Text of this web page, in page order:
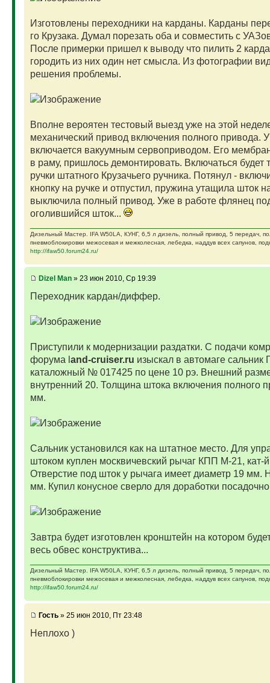
Изготовлены переходники на карданы. Карданы
го Крузака. Думал порезать оба и совместить с
После примерки пришел к выводу что пилить 2
городить из них один нет смысла. Из фотографии
решения проблемы.
Вполне вероятен тестовый выезд уже на этой
механический привод включения полного привода. У
включается вакуумным сервоприводом. Его
в раму, пришлось демонтировать. Включаться будет
ручки штатного Крузачьего ручника. Потянул -
кнопку на ручке и отпустил, пружина утащила шток
выключила полный привод. Уже в работе флянец
оголившийся шток...
Дизельный Мастер. IFA W50LA, КУНГ, 6,5 л дизель, полный привод, 5 передач,
пневмоблокировки межосевая и межколесная, лебедка, наддув всех сапунов,
http://ifaw50.forum24.ru/
Dizel Man» 23 июн 2010, Ср 19:39
Переходник кардан/диффер.
Приступили к модернизации раздатки. С подачи
форума l and-cruiser.ru изыскал в автомаге сальник
каталожный № 017425 по цене 10 рэ. Внешний
внутренний 20. Толщина штока включения полного
мм.
Сальник установился как на штатное место. Для
штоком куплен москвичевский рычаг КПП М-21,
Отверстие под шток у рычага имеет диаметр 19 мм.
мм. Купил конусное сверло для доработки
Завтра будет изготовлен кронштейн на котором
весь обвес конструктива...
Дизельный Мастер. IFA W50LA, КУНГ, 6,5 л дизель, полный привод, 5 передач,
пневмоблокировки межосевая и межколесная, лебедка, наддув всех сапунов,
http://ifaw50.forum24.ru/
Гость» 25 июн 2010, Пт 23:48
Неплохо )